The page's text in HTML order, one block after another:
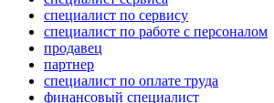
специалист по сервису
специалист по работе с персоналом
продавец
партнер
специалист по оплате труда
финансовый специалист